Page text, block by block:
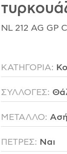
NL 212 AG GP
ΚΑΤΗΓΟΡΙΑ:
ΣΥΛΛΟΓΕΣ:
ΜΕΤΑΛΛΟ:
ΠΕΤΡΕΣ: Ναι